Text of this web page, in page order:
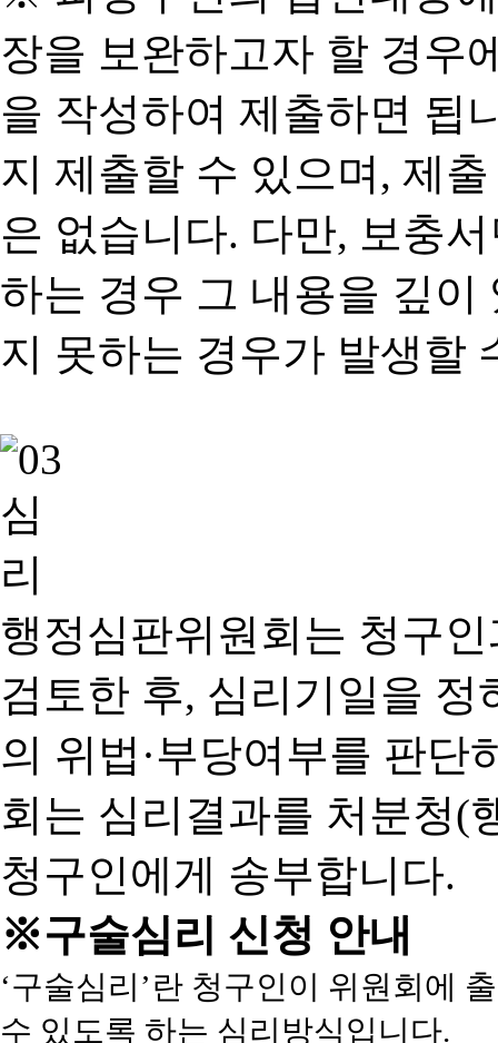
장을 보완하고자 할 경우
을 작성하여 제출하면 됩
지 제출할 수 있으며, 제
은 없습니다. 다만, 보충
하는 경우 그 내용을 깊이
지 못하는 경우가 발생할
행정심판위원회는 청구
검토한 후, 심리기일을 정
의 위법·부당여부를 판단
회는 심리결과를 처분청(
청구인에게 송부합니다.
※구술심리 신청 안내
‘구술심리’란 청구인이 위원회에
수 있도록 하는 심리방식입니다.